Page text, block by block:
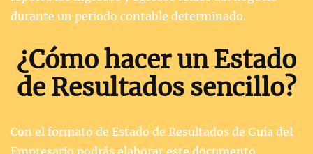
durante un periodo contable determinado.
¿Cómo hacer un Estado
de Resultados sencillo?
Con el formato de Estado de Resultados de Guía del